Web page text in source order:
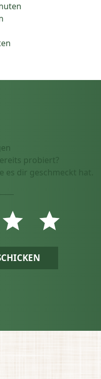
probiert?
es dir geschmeckt hat.